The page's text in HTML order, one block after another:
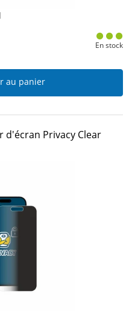
En stock
au panier
d'écran Privacy Clear